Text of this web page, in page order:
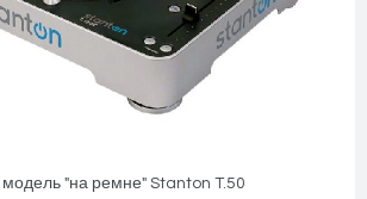
модель "на ремне" Stanton T.50